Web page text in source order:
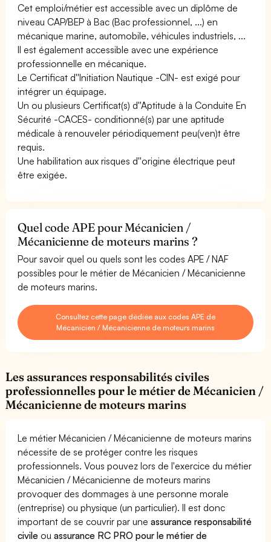
Cet emploi/métier est accessible avec un diplôme de
niveau CAP/BEP à Bac (Bac professionnel, ...) en
mécanique marine, automobile, véhicules industriels, ...
Il est également accessible avec une expérience
professionnelle en mécanique.
Le Certificat d''Initiation Nautique -CIN- est exigé pour
intégrer un équipage.
Un ou plusieurs Certificat(s) d''Aptitude à la Conduite En
Sécurité -CACES- conditionné(s) par une aptitude
médicale à renouveler périodiquement peu(ven)t être
requis.
Une habilitation aux risques d''origine électrique peut
être exigée.
Quel code APE pour Mécanicien /
Mécanicienne de moteurs marins ?
Pour savoir quel ou quels sont les codes APE / NAF
possibles pour le métier de Mécanicien / Mécanicienne
de moteurs marins.
Consultez cette page dédiée aux codes APE de
Mécanicien / Mécanicienne de moteurs marins
Les assurances responsabilités civiles
professionnelles pour le métier de Mécanicien /
Mécanicienne de moteurs marins
Le métier Mécanicien / Mécanicienne de moteurs marins
nécessite de se protéger contre les risques
professionnels. Vous pouvez lors de l'exercice du métier
Mécanicien / Mécanicienne de moteurs marins
provoquer des dommages à une personne morale
(entreprise) ou physique (un particulier). Il est donc
important de se couvrir par uneassurance responsabilité
civile ouassurance RC PRO pour le métier de